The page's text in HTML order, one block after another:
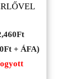
Ft
+ ÁFA)